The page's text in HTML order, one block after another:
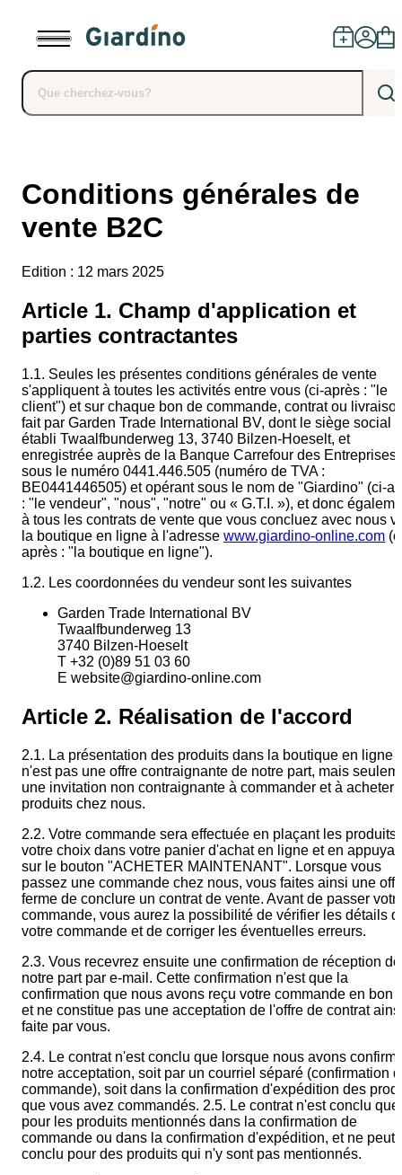
Installation
Conseils
L'équipe
Gio Goes Green
Mission et vision
Catégories
Service Clients
FAQ
Configurateur
Conditions générales de
vente B2C
Edition : 12 mars 2025
Article 1. Champ d'application et
parties contractantes
1.1. Seules les présentes conditions générales de vente
s'appliquent à toutes les activités entre vous (ci-après : "le
client") et sur chaque bon de commande, contrat ou
fait par Garden Trade International BV, dont le siège social
établi Twaalfbunderweg 13, 3740 Bilzen-Hoeselt, et
enregistrée auprès de la Banque Carrefour des Entreprises
sous le numéro 0441.446.505 (numéro de TVA :
BE0441446505) et opérant sous le nom de "Giardino" (ci-
: "le vendeur", "nous", "notre" ou « G.T.I. »), et donc
à tous les contrats de vente que vous concluez avec nous
la boutique en ligne à l'adresse www.giardino-online.com
après : "la boutique en ligne").
1.2. Les coordonnées du vendeur sont les suivantes
Garden Trade International BV
Twaalfbunderweg 13
3740 Bilzen-Hoeselt
T +32 (0)89 51 03 60
E website@giardino-online.com
Article 2. Réalisation de l'accord
2.1. La présentation des produits dans la boutique en ligne
n'est pas une offre contraignante de notre part, mais
une invitation non contraignante à commander et à acheter
produits chez nous.
2.2. Votre commande sera effectuée en plaçant les produits
votre choix dans votre panier d'achat en ligne et en
sur le bouton "ACHETER MAINTENANT". Lorsque vous
passez une commande chez nous, vous faites ainsi une
ferme de conclure un contrat de vente. Avant de passer
commande, vous aurez la possibilité de vérifier les détails
votre commande et de corriger les éventuelles erreurs.
2.3. Vous recevrez ensuite une confirmation de réception de
notre part par e-mail. Cette confirmation n'est que la
confirmation que nous avons reçu votre commande en bon
et ne constitue pas une acceptation de l'offre de contrat
faite par vous.
2.4. Le contrat n'est conclu que lorsque nous avons
notre acceptation, soit par un courriel séparé (confirmation
commande), soit dans la confirmation d'expédition des
que vous avez commandés. 2.5. Le contrat n'est conclu que
pour les produits mentionnés dans la confirmation de
commande ou dans la confirmation d'expédition, et ne peut
conclu pour des produits qui n'y sont pas mentionnés.